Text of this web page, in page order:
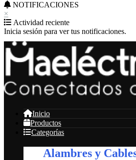
NOTIFICACIONES
×
Actividad reciente
Inicia sesión para ver tus notificaciones.
Inicio
Productos
Categorías
Alambres y